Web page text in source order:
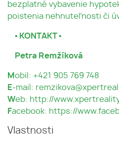
bezplatné vybavenie
poistenia nehnuteľnosti či
• KONTAKT •
Petra Remžíková
Mobil: +421 905 769 748
E-mail:
Web: http://
Facebook: https://
Vlastnosti